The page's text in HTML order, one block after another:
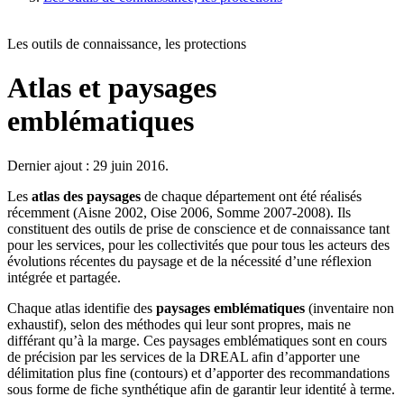
Les outils de connaissance, les protections
Atlas et paysages
emblématiques
Dernier ajout : 29 juin 2016.
Les atlas des paysages de chaque département ont été réalisés
récemment (Aisne 2002, Oise 2006, Somme 2007-2008). Ils
constituent des outils de prise de conscience et de connaissance tant
pour les services, pour les collectivités que pour tous les acteurs des
évolutions récentes du paysage et de la nécessité d’une réflexion
intégrée et partagée.
Chaque atlas identifie des paysages emblématiques (inventaire non
exhaustif), selon des méthodes qui leur sont propres, mais ne
différant qu’à la marge. Ces paysages emblématiques sont en cours
de précision par les services de la DREAL afin d’apporter une
délimitation plus fine (contours) et d’apporter des recommandations
sous forme de fiche synthétique afin de garantir leur identité à terme.